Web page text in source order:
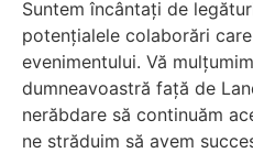
Suntem încântați de
potențialele colaborări
evenimentului. Vă
dumneavoastră față de
nerăbdare să continuăm
ne străduim să avem